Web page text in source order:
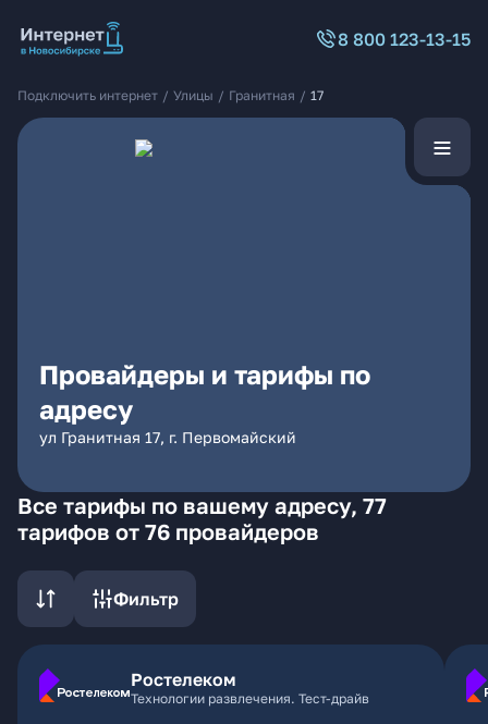
8 800 123-13-15
Подключить интернет / Улицы / Гранитная / 17
Провайдеры и тарифы по
адресу
ул Гранитная 17, г. Первомайский
Все тарифы по вашему адресу, 77
тарифов от 76 провайдеров
Фильтр
Ростелеком
Технологии развлечения. Тест-драйв